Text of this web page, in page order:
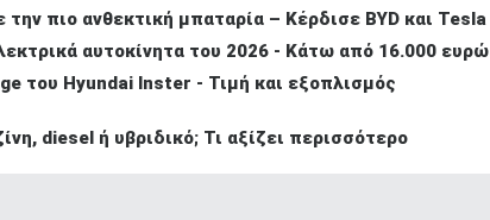
την πιο ανθεκτική μπαταρία – Κέρδισε BYD και Tesla
αυτοκίνητα του 2026 - Κάτω από 16.000 ευρώ
του Hyundai Inster - Τιμή και εξοπλισμός
diesel ή υβριδικό; Τι αξίζει περισσότερο